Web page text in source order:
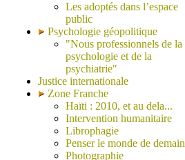
Les adoptés dans l’espace
public
Psychologie géopolitique
"Nous professionnels de la
psychologie et de la
psychiatrie"
Justice internationale
Zone Franche
Haïti : 2010, et au dela...
Intervention humanitaire
Librophagie
Penser le monde de demain
Photographie